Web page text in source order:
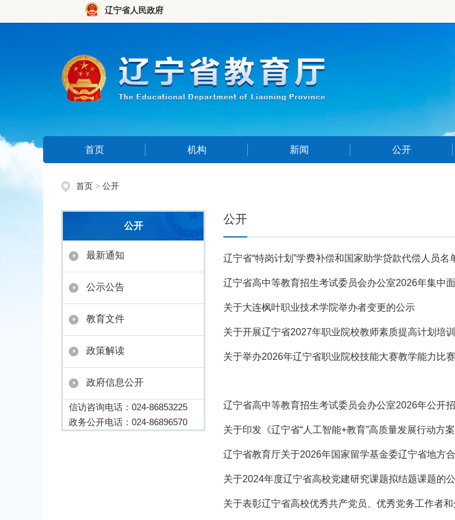
辽宁省人民政府
首页 机构 新闻 公开
首页 > 公开
公开
最新通知
公示公告
教育文件
政策解读
政府信息公开
信访咨询电话：024-86853225
政务公开电话：024-86896570
公开
辽宁省“特岗计划”学费补偿和国家助学贷款代偿人员名
辽宁省高中等教育招生考试委员会办公室2026年集中
关于大连枫叶职业技术学院举办者变更的公示
关于开展辽宁省2027年职业院校教师素质提高计划培
关于举办2026年辽宁省职业院校技能大赛教学能力比
辽宁省高中等教育招生考试委员会办公室2026年公开
关于印发《辽宁省“人工智能+教育”高质量发展行动方
辽宁省教育厅关于2026年国家留学基金委辽宁省地方
关于2024年度辽宁省高校党建研究课题拟结题课题的
关于表彰辽宁省高校优秀共产党员、优秀党务工作者